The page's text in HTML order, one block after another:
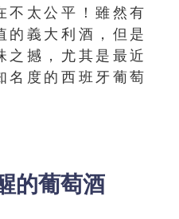
不太公平！雖然有
的義大利酒，但是
之撼，尤其是最近
名度的西班牙葡萄
的葡萄酒